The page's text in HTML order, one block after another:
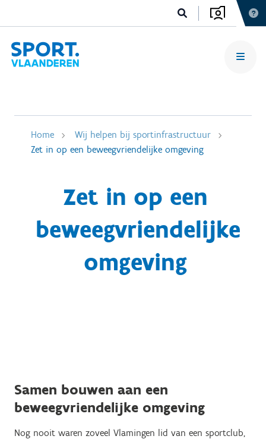
Home
Wij helpen bij sportinfrastructuur
Zet in op een beweegvriendelijke omgeving
Zet in op een
beweegvriendelijke
omgeving
Samen bouwen aan een
beweegvriendelijke omgeving
Nog nooit waren zoveel Vlamingen lid van een sportclub,